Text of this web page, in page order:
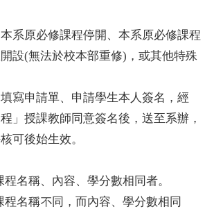
本系原必修課程停開、 本系原必修課程
設(無法於校本部重修)，或其他特殊
寫申請單、申請學生本人簽名，經
程」授課教師同意簽名後，送至系辦，
可後始生效。
程名稱、內容、學分數相同者。
程名稱不同，而內容、學分數相同